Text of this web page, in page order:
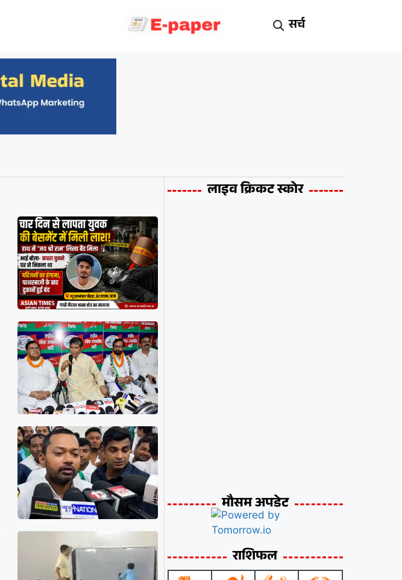
सर्च
लाइव क्रिकट स्कोर
मौसम अपडेट
राशिफल